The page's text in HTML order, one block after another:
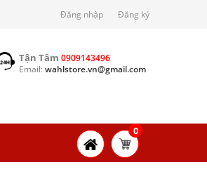
Đăng nhập Đăng ký
Tận Tâm 0909143496
Email: wahlstore.vn@gmail.com
0